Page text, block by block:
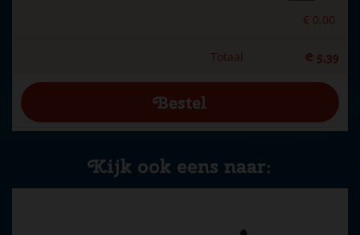
€ 0,00
Totaal € 5,39
Kijk ook eens naar: